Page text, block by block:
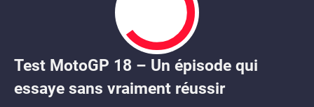
6.5
Test MotoGP 18 – Un épisode qui
essaye sans vraiment réussir